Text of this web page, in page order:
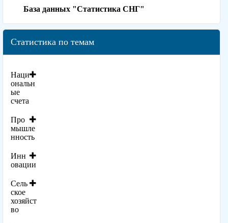
База данных "Статистика СНГ"
Статистика по темам
Наци
ональн
ые
счета
Про
мышле
нность
Инн
овации
Сель
ское
хозяйст
во